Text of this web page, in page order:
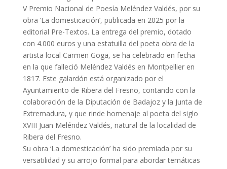
V Premio Nacional de Poesía Meléndez Valdés, por su
obra ‘La domesticación’, publicada en 2025 por la
editorial Pre-Textos. La entrega del premio, dotado
con 4.000 euros y una estatuilla del poeta obra de la
artista local Carmen Goga, se ha celebrado en fecha
en la que falleció Meléndez Valdés en Montpellier en
1817. Este galardón está organizado por el
Ayuntamiento de Ribera del Fresno, contando con la
colaboración de la Diputación de Badajoz y la Junta de
Extremadura, y que rinde homenaje al poeta del siglo
XVIII Juan Meléndez Valdés, natural de la localidad de
Ribera del Fresno.
Su obra ‘La domesticación’ ha sido premiada por su
versatilidad y su arrojo formal para abordar temáticas